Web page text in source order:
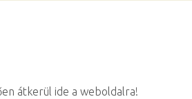
átkerül ide a weboldalra!​